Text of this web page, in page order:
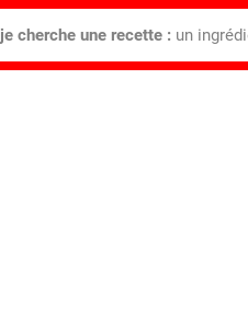
je cherche une recette : un